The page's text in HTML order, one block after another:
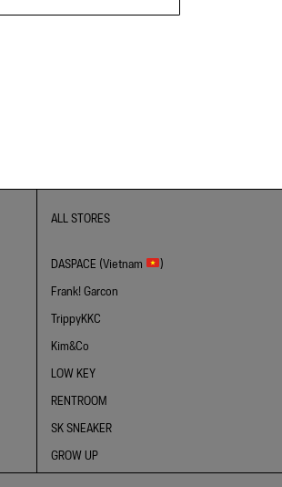
ALL STORES
DASPACE (Vietnam
)
Frank! Garcon
TrippyKKC
Kim&Co
LOW KEY
RENTROOM
SK SNEAKER
GROW UP